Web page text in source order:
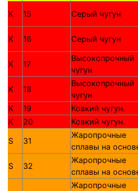
K 15 Серый чугун
K
16 Серый чугун
K
17
Высокопрочный
чугун
K 18
Высокопрочный
чугун
K
19 Ковкий чугун.
K
20 Ковкий чугун.
S
31
Жаропрочные
сплавы на
S 32
Жаропрочные
сплавы на
Жаропрочные